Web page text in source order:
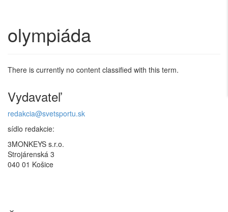
olympiáda
There is currently no content classified with this term.
Vydavateľ
redakcia@svetsportu.sk
sídlo redakcie:
3MONKEYS s.r.o.
Strojárenská 3
040 01 Košice